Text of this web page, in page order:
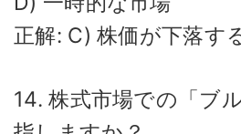
正解: C) 株価が下落す
14. 株式市場での「ブ